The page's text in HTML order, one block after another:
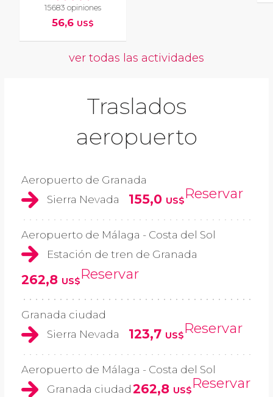
15683 opiniones
56,6 US$
ver todas las actividades
Traslados
aeropuerto
Aeropuerto de Granada
Sierra Nevada
155,0 US$Reservar
Aeropuerto de Málaga - Costa del Sol
Estación de tren de Granada
262,8 US$Reservar
Granada ciudad
Sierra Nevada
123,7 US$Reservar
Aeropuerto de Málaga - Costa del Sol
Granada ciudad 262,8 US$Reservar